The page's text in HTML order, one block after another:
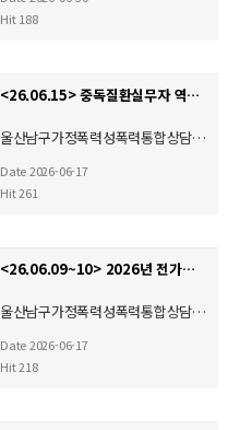
Hit 188
<26.06.15> 중독질환실무자 역량강화교육
울산남구가정폭력성폭력통합상담…
Date 2026-06-17
Hit 261
<26.06.09~10> 2026년 전가협 시설장 회의 & 워크숍
울산남구가정폭력성폭력통합상담…
Date 2026-06-17
Hit 218